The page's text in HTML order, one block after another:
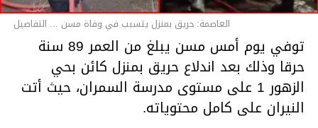
العاصمة: حريق بمنزل يتسبب في وفاة مسن ... التفاصيل
توفي يوم أمس مسن يبلغ من العمر 89 سنة
حرقا وذلك بعد اندلاع حريق بمنزل كائن بحي
الزهور 1 على مستوى مدرسة السمران، حيث أتت
النيران على كامل محتوياته.